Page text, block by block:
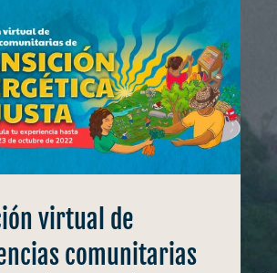
virtual de
comunitarias